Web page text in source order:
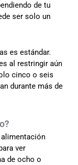
de tu
ser solo un
es estándar.
al restringir aún
cinco o seis
durante más de
ver
de ocho o